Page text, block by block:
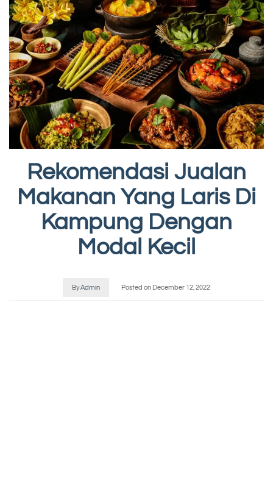
Rekomendasi Jualan
Makanan Yang Laris Di
Kampung Dengan
Modal Kecil
ByAdmin Posted on December 12, 2022